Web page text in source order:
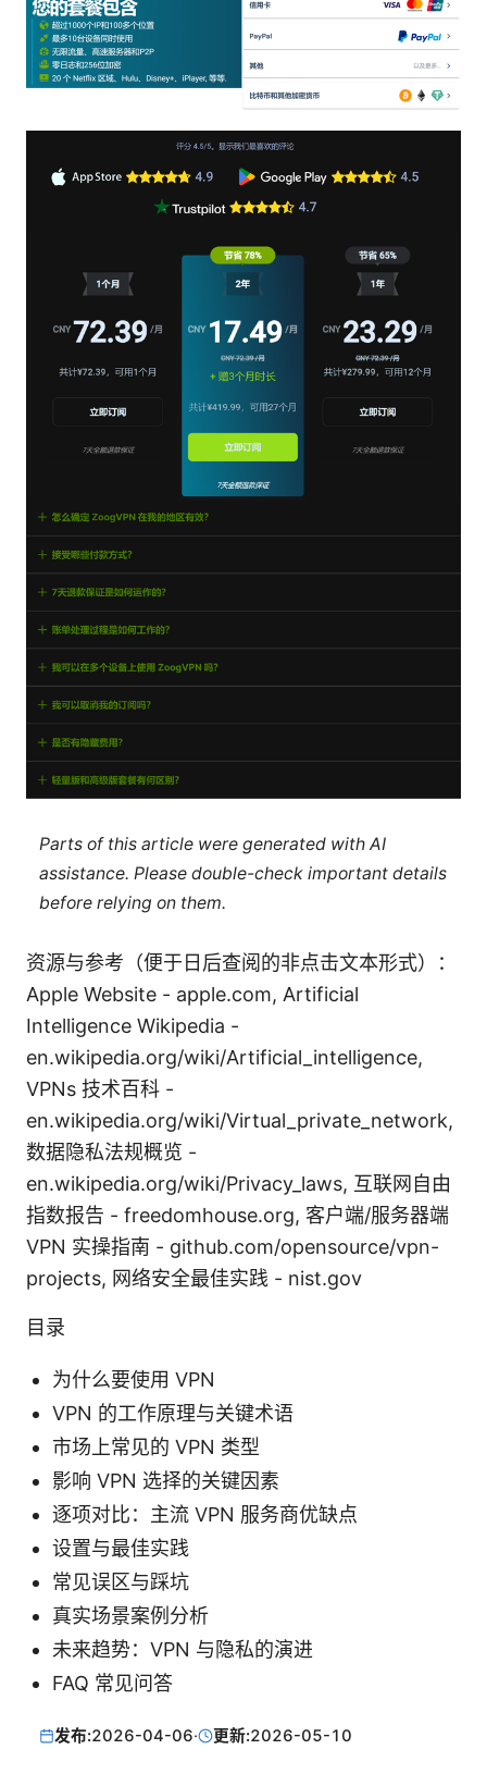
Parts of this article were generated with AI
assistance. Please double-check important details
before relying on them.
资源与参考（便于日后查阅的非点击文本形式）：
Apple Website - apple.com, Artificial
Intelligence Wikipedia -
en.wikipedia.org/wiki/Artificial_intelligence,
VPNs 技术百科 -
en.wikipedia.org/wiki/Virtual_private_network,
数据隐私法规概览 -
en.wikipedia.org/wiki/Privacy_laws, 互联网自由
指数报告 - freedomhouse.org, 客户端/服务器端
VPN 实操指南 - github.com/opensource/vpn-
projects, 网络安全最佳实践 - nist.gov
目录
为什么要使用 VPN
VPN 的工作原理与关键术语
市场上常见的 VPN 类型
影响 VPN 选择的关键因素
逐项对比：主流 VPN 服务商优缺点
设置与最佳实践
常见误区与踩坑
真实场景案例分析
未来趋势：VPN 与隐私的演进
FAQ 常见问答
发布:2026-04-06· 更新:2026-05-10